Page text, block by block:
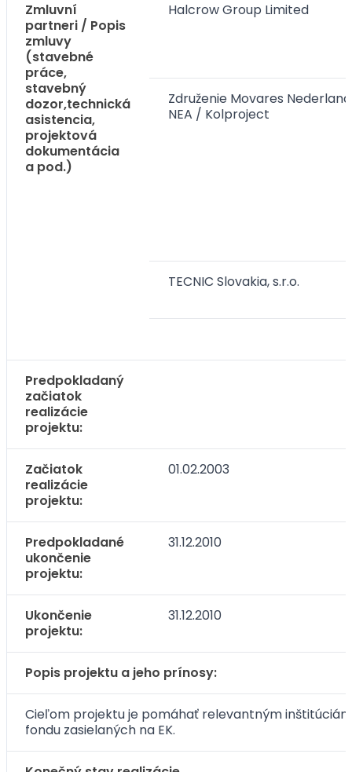
Zmluvní
partneri / Popis
zmluvy
(stavebné
práce,
stavebný
dozor,technická
asistencia,
projektová
dokumentácia
a pod.)
Halcrow Group Limited
Združenie Movares
NEA / Kolproject
TECNIC Slovakia, s.r.o.
Predpokladaný
začiatok
realizácie
projektu:
Začiatok
realizácie
projektu:
01.02.2003
Predpokladané
ukončenie
projektu:
31.12.2010
Ukončenie
projektu:
31.12.2010
Popis projektu a jeho prínosy:
Cieľom projektu je pomáhať relevantným
fondu zasielaných na EK.